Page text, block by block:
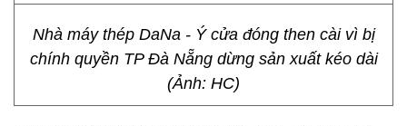
Nhà máy thép DaNa - Ý cửa đóng then cài vì bị
chính quyền TP Đà Nẵng dừng sản xuất kéo dài
(Ảnh: HC)